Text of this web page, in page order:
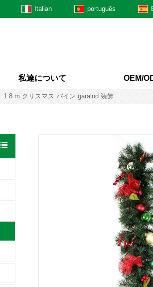
Italian português
私達について OEM/
1.8 m クリスマス パイン garalnd 装飾